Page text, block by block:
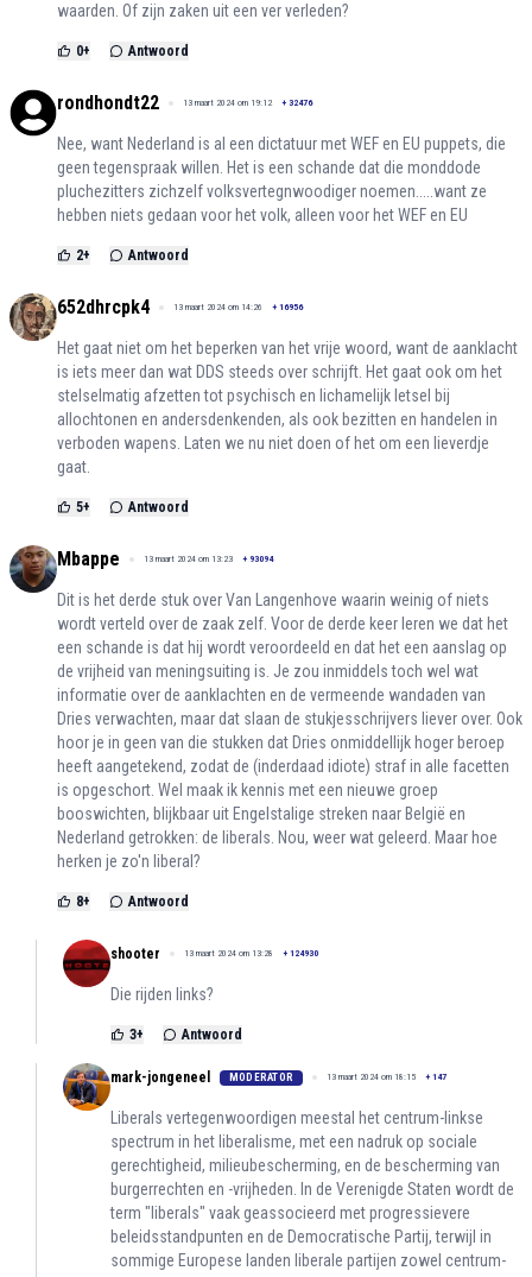
waarden. Of zijn zaken uit een ver verleden?
0+ Antwoord
rondhondt22 13 maart 2024 om 19:12 + 32476
Nee, want Nederland is al een dictatuur met WEF en EU puppets, die
geen tegenspraak willen. Het is een schande dat die monddode
pluchezitters zichzelf volksvertegnwoodiger noemen.....want ze
hebben niets gedaan voor het volk, alleen voor het WEF en EU
2+ Antwoord
652dhrcpk4 13 maart 2024 om 14:26 + 16956
Het gaat niet om het beperken van het vrije woord, want de aanklacht
is iets meer dan wat DDS steeds over schrijft. Het gaat ook om het
stelselmatig afzetten tot psychisch en lichamelijk letsel bij
allochtonen en andersdenkenden, als ook bezitten en handelen in
verboden wapens. Laten we nu niet doen of het om een lieverdje
gaat.
5+ Antwoord
Mbappe 13 maart 2024 om 13:23 + 93094
Dit is het derde stuk over Van Langenhove waarin weinig of niets
wordt verteld over de zaak zelf. Voor de derde keer leren we dat het
een schande is dat hij wordt veroordeeld en dat het een aanslag op
de vrijheid van meningsuiting is. Je zou inmiddels toch wel wat
informatie over de aanklachten en de vermeende wandaden van
Dries verwachten, maar dat slaan de stukjesschrijvers liever over. Ook
hoor je in geen van die stukken dat Dries onmiddellijk hoger beroep
heeft aangetekend, zodat de (inderdaad idiote) straf in alle facetten
is opgeschort. Wel maak ik kennis met een nieuwe groep
booswichten, blijkbaar uit Engelstalige streken naar België en
Nederland getrokken: de liberals. Nou, weer wat geleerd. Maar hoe
herken je zo'n liberal?
8+ Antwoord
shooter 13 maart 2024 om 13:28 + 124930
Die rijden links?
3+ Antwoord
mark-jongeneel MODERATOR 13 maart 2024 om 18:15 +147
Liberals vertegenwoordigen meestal het centrum-linkse
spectrum in het liberalisme, met een nadruk op sociale
gerechtigheid, milieubescherming, en de bescherming van
burgerrechten en -vrijheden. In de Verenigde Staten wordt de
term "liberals" vaak geassocieerd met progressievere
beleidsstandpunten en de Democratische Partij, terwijl in
sommige Europese landen liberale partijen zowel centrum-